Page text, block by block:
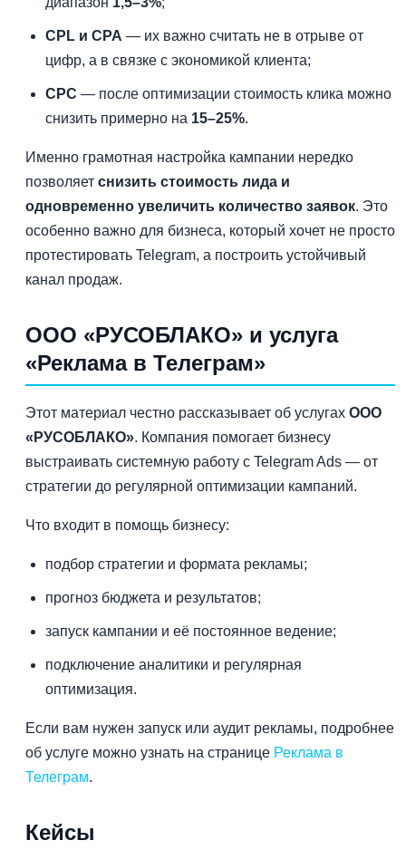
CPL и CPA — их важно считать не в отрыве от
цифр, а в связке с экономикой клиента;
CPC — после оптимизации стоимость клика можно
снизить примерно на 15–25%.
Именно грамотная настройка кампании нередко
позволяет снизить стоимость лида и
одновременно увеличить количество заявок. Это
особенно важно для бизнеса, который хочет не просто
протестировать Telegram, а построить устойчивый
канал продаж.
ООО «РУСОБЛАКО» и услуга
«Реклама в Телеграм»
Этот материал честно рассказывает об услугах ООО
«РУСОБЛАКО». Компания помогает бизнесу
выстраивать системную работу с Telegram Ads — от
стратегии до регулярной оптимизации кампаний.
Что входит в помощь бизнесу:
подбор стратегии и формата рекламы;
прогноз бюджета и результатов;
запуск кампании и её постоянное ведение;
подключение аналитики и регулярная
оптимизация.
Если вам нужен запуск или аудит рекламы, подробнее
об услуге можно узнать на странице Реклама в
Телеграм.
Кейсы